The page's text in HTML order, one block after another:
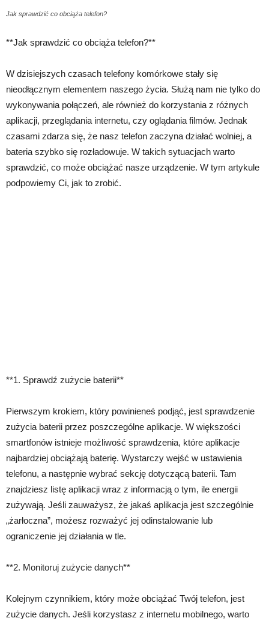
Jak sprawdzić co obciąża telefon?
**Jak sprawdzić co obciąża telefon?**
W dzisiejszych czasach telefony komórkowe stały się
nieodłącznym elementem naszego życia. Służą nam nie tylko do
wykonywania połączeń, ale również do korzystania z różnych
aplikacji, przeglądania internetu, czy oglądania filmów. Jednak
czasami zdarza się, że nasz telefon zaczyna działać wolniej, a
bateria szybko się rozładowuje. W takich sytuacjach warto
sprawdzić, co może obciążać nasze urządzenie. W tym artykule
podpowiemy Ci, jak to zrobić.
**1. Sprawdź zużycie baterii**
Pierwszym krokiem, który powinieneś podjąć, jest sprawdzenie
zużycia baterii przez poszczególne aplikacje. W większości
smartfonów istnieje możliwość sprawdzenia, które aplikacje
najbardziej obciążają baterię. Wystarczy wejść w ustawienia
telefonu, a następnie wybrać sekcję dotyczącą baterii. Tam
znajdziesz listę aplikacji wraz z informacją o tym, ile energii
zużywają. Jeśli zauważysz, że jakaś aplikacja jest szczególnie
„żarłoczna”, możesz rozważyć jej odinstalowanie lub
ograniczenie jej działania w tle.
**2. Monitoruj zużycie danych**
Kolejnym czynnikiem, który może obciążać Twój telefon, jest
zużycie danych. Jeśli korzystasz z internetu mobilnego, warto